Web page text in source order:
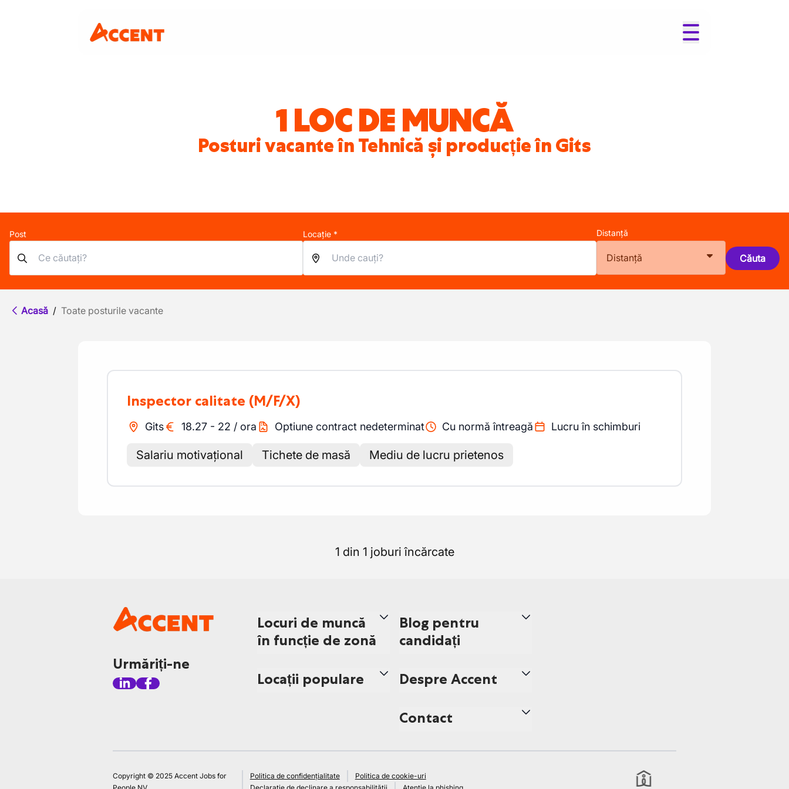
1 LOC DE MUNCĂ
Posturi vacante în Tehnică și producție în Gits
Post Locație * Distanță
Distanță Căuta
Acasă / Toate posturile vacante
Inspector calitate (M/F/X)
Gits 18.27 - 22 / ora Optiune contract nedeterminat Cu normă întreagă Lucru în schimburi
Salariu motivațional Tichete de masă Mediu de lucru prietenos
1 din 1 joburi încărcate
Urmăriți-ne
Locuri de muncă
în funcție de zonă
Locații populare
Blog pentru
candidați
Despre Accent
Contact
Copyright © 2025 Accent Jobs for
Politica de confidențialitate
Politica de cookie-uri